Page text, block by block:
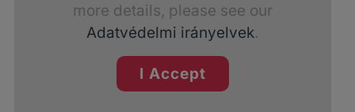
more details, please see our
Adatvédelmi irányelvek.
I Accept